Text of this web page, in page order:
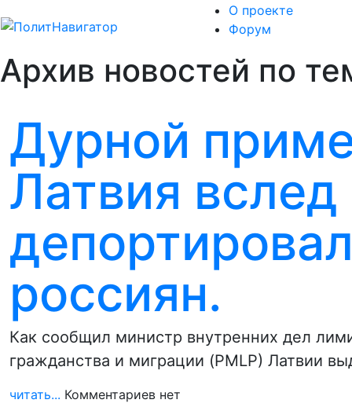
О проекте
Форум
Архив новостей по
Дурной
Латвия
россиян.
Как сообщил министр внутренних дел
гражданства и миграции (PMLP) Латвии
читать... Комментариев нет